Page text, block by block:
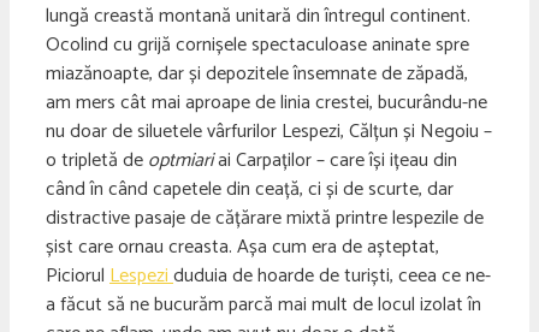
lungă creastă montană unitară din întregul continent.
Ocolind cu grijă cornișele spectaculoase aninate spre
miazănoapte, dar și depozitele însemnate de zăpadă,
am mers cât mai aproape de linia crestei, bucurându-ne
nu doar de siluetele vârfurilor Lespezi, Călțun și Negoiu –
o tripletă deoptmiariai Carpaților – care își ițeau din
când în când capetele din ceață, ci și de scurte, dar
distractive pasaje de cățărare mixtă printre lespezile de
șist care ornau creasta. Așa cum era de așteptat,
PiciorulLespeziduduia de hoarde de turiști, ceea ce ne-
a făcut să ne bucurăm parcă mai mult de locul izolat în